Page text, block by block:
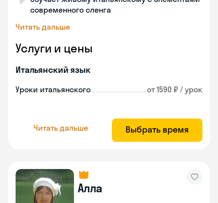
современного сленга
Читать дальше
Услуги и цены
Итальянский язык
Уроки итальянского от 1590 ₽ / урок
Читать дальше Выбрать время
Алла